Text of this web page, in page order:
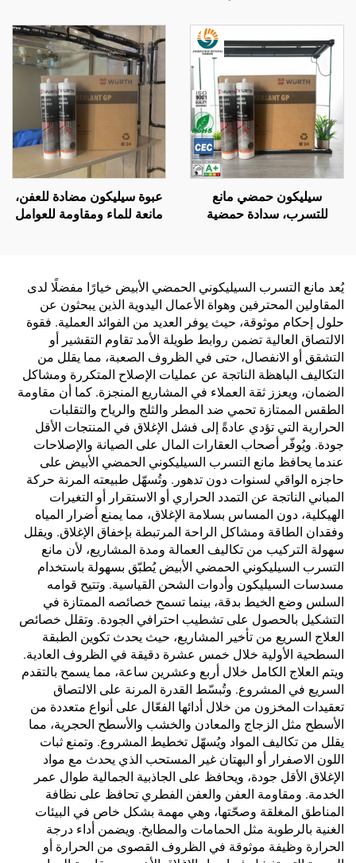
المكون بجودة تطابق
Wacker، سعر مناسب للبناء
لاصق مقاوم للماء من البولي
يوريثان، أسود قوي
سيليكون حمضي مانع
للتسرب، سدادة حمضية
عبوة سيليكون مضادة للعفن،
مانعة للماء ومقاومة للعوامل
يُعد مانع التسرب السيليكوني الحمضي الأبيض خيارًا مفضلًا لدى
المقاولين المحترفين وهواة الأعمال اليدوية الذين يبحثون عن
حلول إحكام موثوقة، حيث يوفر العديد من الفوائد العملية. فقوة
الالتصاق العالية تضمن روابط طويلة الأمد تقاوم التقشير أو
التشقق أو الانفصال، حتى في الظروف الصعبة، مما يقلل من
التكاليف الباهظة الناتجة عن عمليات الإصلاح المتكررة ومشاكل
الضمان، ويعزز ثقة العملاء في المشاريع المنجزة. كما أن مقاومة
الطقس الممتازة تحمي ضد المطر والثلج والرياح والتقلبات
الحرارية التي تؤدي عادةً إلى فشل الإغلاق في المنتجات الأقل
جودة. ويُوفّر أصحاب العقارات المال على الصيانة والإصلاحات
عندما يحافظ مانع التسرب السيليكوني الحمضي الأبيض على
حاجزه الواقي لسنوات دون تدهور. وتُسهّل طبيعته المرنة حركة
المباني الناتجة عن التمدد الحراري أو الاستقرار أو التغيرات
الهيكلية، دون المساس بسلامة الإغلاق، مما يمنع أضرار المياه
وفقدان الطاقة ومشاكل الراحة المرتبطة بإخفاق الإغلاق. ويقلل
سهولة التركيب من تكاليف العمالة ومدة المشاريع، لأن مانع
التسرب السيليكوني الحمضي الأبيض يُطبّق بسهولة باستخدام
مسدسات السيليكون وأدوات الشحن القياسية. وتتيح قوامه
السلس وضع الخيط بدقة، بينما تسمح خصائصه الممتازة في
التشكيل بالحصول على تشطيب احترافي الجودة. وتقلل خصائص
العلاج السريع من تأخير المشاريع، حيث يحدث تكوين الطبقة
السطحية الأولية خلال خمس عشرة دقيقة في الظروف العادية.
ويتم العلاج الكامل خلال أربع وعشرين ساعة، مما يسمح بالتقدم
السريع في المشروع. وتُبسّط القدرة المرنة على الالتصاق
تعقيدات المخزون من خلال أدائها الفعّال على أنواع متعددة من
الأسطح مثل الزجاج والمعادن والخشب والأسطح الحجرية، مما
يقلل من تكاليف المواد ويُسهّل تخطيط المشروع. وتمنع ثبات
اللون الاصفرار أو البهتان غير المستحب الذي يحدث مع مواد
الإغلاق الأقل جودة، ويحافظ على الجاذبية الجمالية طوال عمر
الخدمة. ومقاومة العفن والعفن الفطري تحافظ على نظافة
المناطق المغلقة وصحّتها، وهي مهمة بشكل خاص في البيئات
الغنية بالرطوبة مثل الحمامات والمطابخ. ويضمن أداء درجة
الحرارة وظيفة موثوقة في الظروف القصوى من الحرارة أو